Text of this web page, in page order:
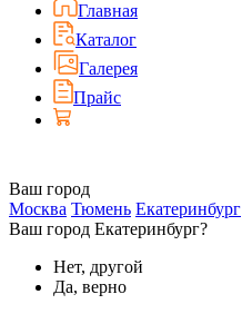
Главная
Каталог
Галерея
Прайс
Ваш город
Москва Тюмень Екатеринбург
Ваш город Екатеринбург?
Нет, другой
Да, верно